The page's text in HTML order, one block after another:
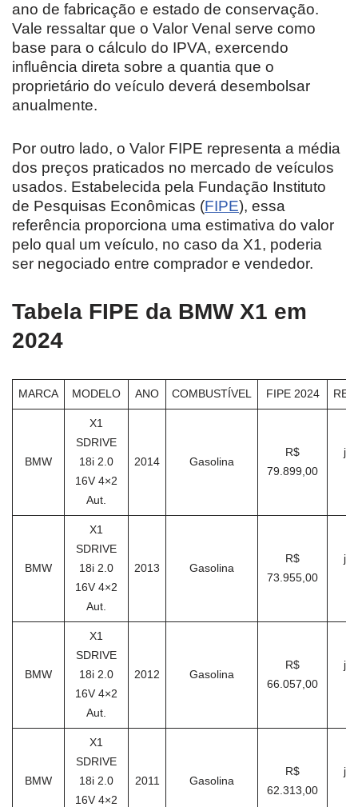
ano de fabricação e estado de conservação.
Vale ressaltar que o Valor Venal serve como
base para o cálculo do IPVA, exercendo
influência direta sobre a quantia que o
proprietário do veículo deverá desembolsar
anualmente.
Por outro lado, o Valor FIPE representa a média
dos preços praticados no mercado de veículos
usados. Estabelecida pela Fundação Instituto
de Pesquisas Econômicas (FIPE), essa
referência proporciona uma estimativa do valor
pelo qual um veículo, no caso da X1, poderia
ser negociado entre comprador e vendedor.
Tabela FIPE da BMW X1 em
2024
MARCA MODELO ANO COMBUSTÍVEL FIPE 2024
BMW
X1
SDRIVE
18i 2.0
16V 4×2
Aut.
2014 Gasolina
R$
79.899,00
BMW
X1
SDRIVE
18i 2.0
16V 4×2
Aut.
2013 Gasolina
R$
73.955,00
BMW
X1
SDRIVE
18i 2.0
16V 4×2
Aut.
2012 Gasolina
R$
66.057,00
BMW
X1
SDRIVE
18i 2.0
16V 4×2
2011 Gasolina
R$
62.313,00